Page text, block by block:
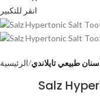
انقر للتكبير
الرئيسية طبيعي تايلاندي
Salz